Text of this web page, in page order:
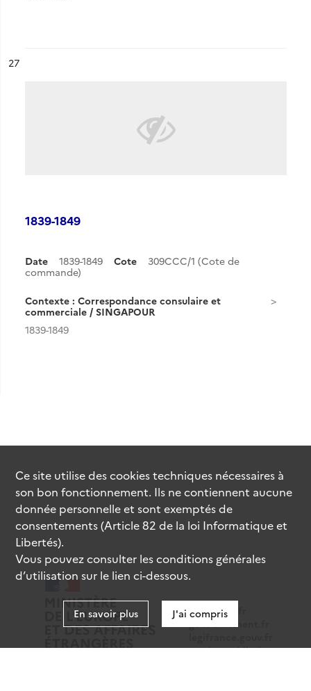
n°
27
1839-1849
Date 1839-1849 Cote
309CCC/1 (Cote de
commande)
Contexte : Correspondance consulaire et
commerciale / SINGAPOUR
1839-1849
data.gouv.fr
gouvernement.fr
service-public.fr
Ce site utilise descookiestechniques nécessaires à
son bon fonctionnement. Ils ne contiennent aucune
donnée personnelle et sont exemptés de
consentements (Article 82 de la loi Informatique et
Libertés).
Vous pouvez consulter les conditions générales
d’utilisation sur le lien ci-dessous.
En savoir plus J'ai compris